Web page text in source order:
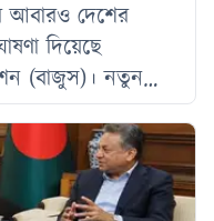
আবারও দেশের
দিয়েছে
(বাজুস)। নতুন
গ্রাম) ২২ ক্যারেট
ভ্যাটসহ ২
করা হয়েছে।
১০টা থেকে নতুন